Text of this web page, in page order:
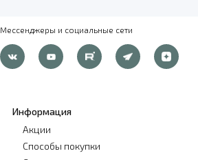
Мессенджеры и социальные сети
Информация
Акции
Способы покупки